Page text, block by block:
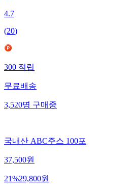
4.7
(20)
300 적립
무료배송
3,520명 구매중
국내산 ABC주스 100포
37,500원
21%29,800원